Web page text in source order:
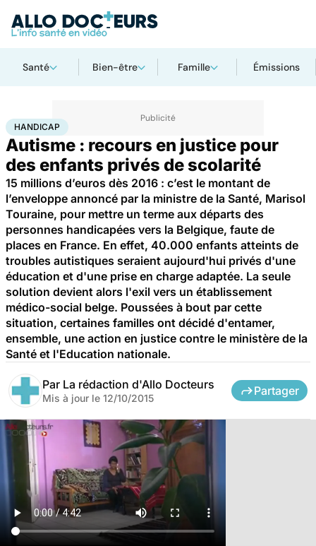
Santé Bien-être Famille Émissions
AccueilSanté Maladies
HANDICAP
Autisme : recours en justice pour
des enfants privés de scolarité
15 millions d’euros dès 2016 : c’est le montant de
l’enveloppe annoncé par la ministre de la Santé, Marisol
Touraine, pour mettre un terme aux départs des
personnes handicapées vers la Belgique, faute de
places en France. En effet, 40.000 enfants atteints de
troubles autistiques seraient aujourd'hui privés d'une
éducation et d'une prise en charge adaptée. La seule
solution devient alors l'exil vers un établissement
médico-social belge. Poussées à bout par cette
situation, certaines familles ont décidé d'entamer,
ensemble, une action en justice contre le ministère de la
Santé et l'Education nationale.
Par La rédaction d'Allo Docteurs
Mis à jour le 12/10/2015
Partager